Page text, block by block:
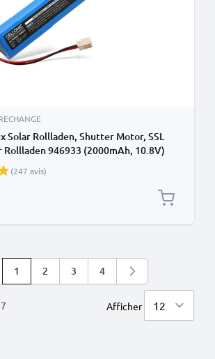
Solar Rollladen, Shutter Motor, SSL
Rollladen 946933 (2000mAh, 10.8V)
(247 avis)
Vous lisez actuellement la page
1 Page
2 Page
3 Page
4
Afficher